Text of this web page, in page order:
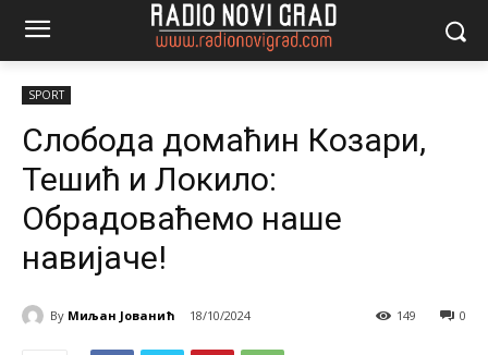
SPORT
Слобода домаћин Козари,
Тешић и Локило:
Обрадоваћемо наше
навијаче!
By Миљан Јованић 18/10/2024 0
149